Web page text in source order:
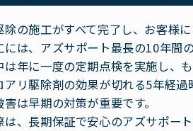
除の施工がすべて完了し、お客様に
は、アズサポート最長の10年間
年に一度の定期点検を実施し、
アリ駆除剤の効果が切れる5年経
は早期の対策が重要です。
は、長期保証で安心のアズサポー